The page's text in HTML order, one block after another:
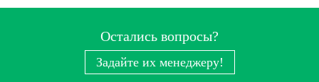
Остались вопросы?
Задайте их менеджеру!